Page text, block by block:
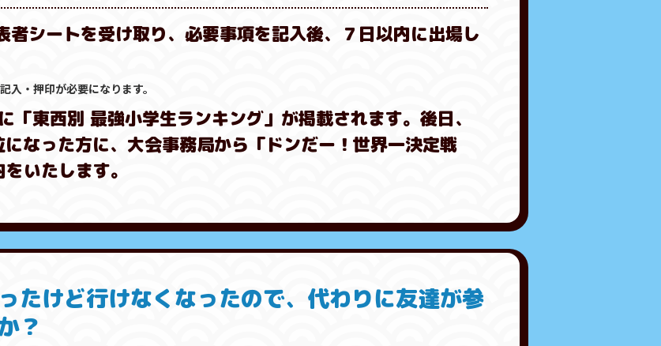
者シートを受け取り、必要事項を記入後、７日以内に出場し
・押印が必要になります。
「東西別 最強小学生ランキング」が掲載されます。後日、
なった方に、大会事務局から「ドンだー！世界一決定戦
いたします。
たけど行けなくなったので、代わりに友達が参
？